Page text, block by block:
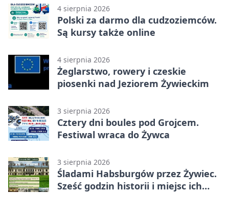
4 sierpnia 2026
Polski za darmo dla cudzoziemców.
Są kursy także online
4 sierpnia 2026
Żeglarstwo, rowery i czeskie
piosenki nad Jeziorem Żywieckim
3 sierpnia 2026
Cztery dni boules pod Grojcem.
Festiwal wraca do Żywca
3 sierpnia 2026
Śladami Habsburgów przez Żywiec.
Sześć godzin historii i miejsc ich